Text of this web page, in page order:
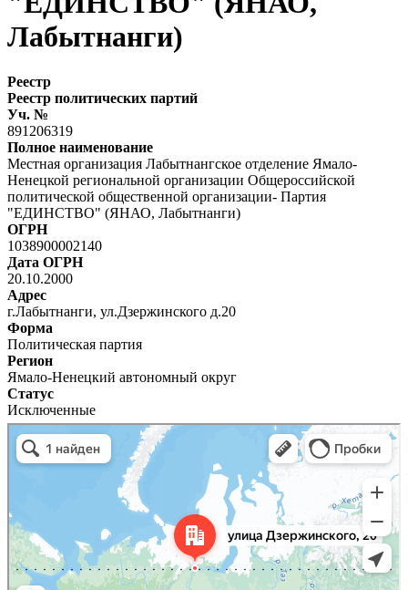
Лабытнанги)
Реестр
Реестр политических партий
Уч. №
891206319
Полное наименование
Местная организация Лабытнангское отделение Ямало-
Ненецкой региональной организации Общероссийской
политической общественной организации- Партия
"ЕДИНСТВО" (ЯНАО, Лабытнанги)
ОГРН
1038900002140
Дата ОГРН
20.10.2000
Адрес
г.Лабытнанги, ул.Дзержинского д.20
Форма
Политическая партия
Регион
Ямало-Ненецкий автономный округ
Статус
Исключенные